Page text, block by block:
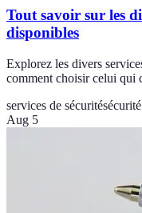
Tout savoir sur les
disponibles
Explorez les divers
comment choisir celui qui
services de sécuritésécurité
Aug 5